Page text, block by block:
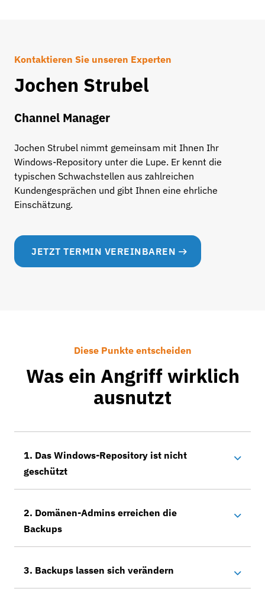
Kontaktieren Sie unseren Experten
Jochen Strubel
Channel Manager
Jochen Strubel nimmt gemeinsam mit Ihnen Ihr
Windows-Repository unter die Lupe. Er kennt die
typischen Schwachstellen aus zahlreichen
Kundengesprächen und gibt Ihnen eine ehrliche
Einschätzung.
JETZT TERMIN VEREINBAREN
Diese Punkte entscheiden
Was ein Angriff wirklich
ausnutzt
1. Das Windows-Repository ist nicht
geschützt
2. Domänen-Admins erreichen die
Backups
3. Backups lassen sich verändern